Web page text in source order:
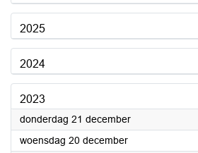
2025
2024
2023
donderdag 21 december2023
woensdag 20 december2023